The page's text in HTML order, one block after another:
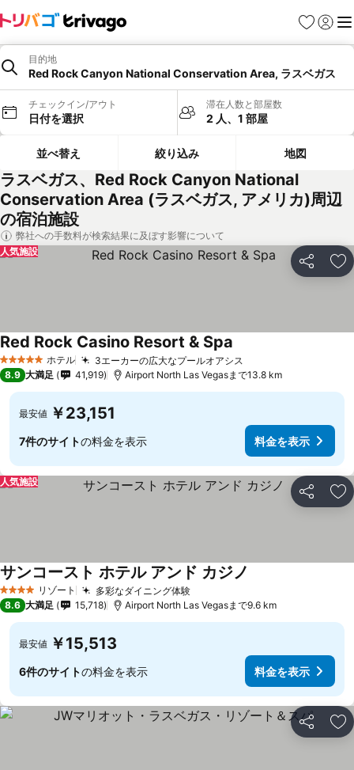
お気に入り
ログイ
メ
目的地
Red Rock Canyon National Conservation Area, ラスベガス
チェックイン/アウト
日付を選択
滞在人数と部屋数
2 人、1 部屋
並べ替え 絞り込み 地図
ラスベガス、Red Rock Canyon National
Conservation Area (ラスベガス, アメリカ)周辺
の宿泊施設
弊社への手数料が検索結果に及ぼす影響について
シェア お
人気施設
5 ホテルのランク
ホテル 3エーカーの広大なプールオアシス
Red Rock Casino Resort & Spa
8.9 大満足 41,919 Airport North Las Vegasまで13.8 km
最安値 ￥23,151
7件のサイトの料金を表示 料金を表示
シェア お
人気施設
4 ホテルのランク
リゾート 多彩なダイニング体験
サンコースト ホテル アンド カジノ
8.6 大満足 15,718 Airport North Las Vegasまで9.6 km
最安値 ￥15,513
6件のサイトの料金を表示 料金を表示
シェア お